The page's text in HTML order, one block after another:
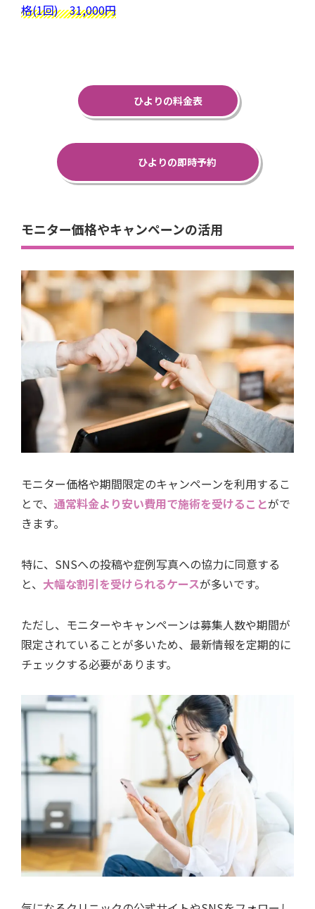
格(1回) 31,000円
ひよりの料金表
ひよりの即時予約
モニター価格やキャンペーンの活用
モニター価格や期間限定のキャンペーンを利用するこ
とで、 通常料金より安い費用で施術を受けることがで
きます。
特に、SNSへの投稿や症例写真への協力に同意する
と、 大幅な割引を受けられるケースが多いです。
ただし、モニターやキャンペーンは募集人数や期間が
限定されていることが多いため、最新情報を定期的に
チェックする必要があります。